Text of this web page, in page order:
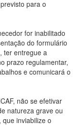
para o
for inabilitado
do formulário
ter entregue a
prazo regulamentar,
e comunicará o
não se efetivar
natureza grave ou
inviabilize o